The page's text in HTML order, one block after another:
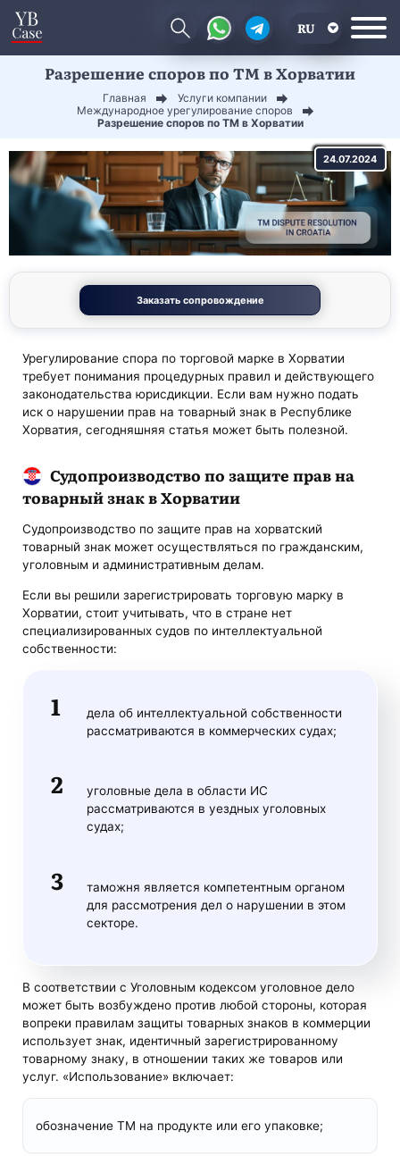
RU
EN
Разрешение споров по ТМ в Хорватии
Главная
Услуги компании
Международное урегулирование споров
Разрешение споров по ТМ в Хорватии
24.07.2024
Заказать сопровождение
Урегулирование спора по торговой марке в Хорватии
требует понимания процедурных правил и действующего
законодательства юрисдикции. Если вам нужно подать
иск о нарушении прав на товарный знак в Республике
Хорватия, сегодняшняя статья может быть полезной.
Судопроизводство по защите прав на
товарный знак в Хорватии
Судопроизводство по защите прав на хорватский
товарный знак может осуществляться по гражданским,
уголовным и административным делам.
Если вы решили зарегистрировать торговую марку в
Хорватии, стоит учитывать, что в стране нет
специализированных судов по интеллектуальной
собственности:
дела об интеллектуальной собственности
рассматриваются в коммерческих судах;
уголовные дела в области ИС
рассматриваются в уездных уголовных
судах;
таможня является компетентным органом
для рассмотрения дел о нарушении в этом
секторе.
В соответствии с Уголовным кодексом уголовное дело
может быть возбуждено против любой стороны, которая
вопреки правилам защиты товарных знаков в коммерции
использует знак, идентичный зарегистрированному
товарному знаку, в отношении таких же товаров или
услуг. «Использование» включает:
обозначение ТМ на продукте или его упаковке;